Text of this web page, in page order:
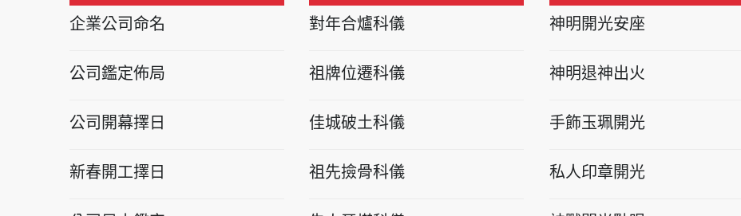
企業公司命名
公司鑑定佈局
公司開幕擇日
新春開工擇日
對年合爐科儀
祖牌位遷科儀
佳城破土科儀
祖先撿骨科儀
神明開光安座
神明退神出火
手飾玉珮開光
私人印章開光